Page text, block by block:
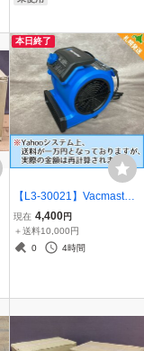
本日終了
【L3-30021】Vacmaster
エアームーバー 小型送風
機 AM1502 現状品 札幌直
接可 送料1,800円【千円
現在 4,400円
＋送料10,000円
0
4時間